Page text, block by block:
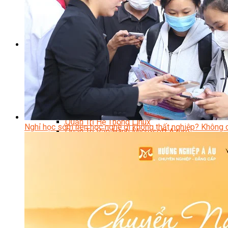
Kỹ Thuật Viên Đại Tu Hộp Số Tự Động Chuyên Sâu
Kỹ Thuật Quấn Dây Và Sửa Chữa Máy Điện
Thiết Kế Lắp Đặt Hệ Thống Điện Năng Lượng Mặt
Kỹ Thuật Viên Điện Tử Chuyên Ngành Điện – Điện
Ngành Khác
Quản Trị & Phát Triển Doanh Nghiệp
Giám Đốc Nhân Sự Chuyên Nghiệp
Quản Lý Cấp Trung Chuyên Nghiệp
Công Nghệ Thông Tin
Chuyên Viên Quản Trị Vận Hành Hệ Thống
An Ninh Mạng (Network Security)
Chuyên Viên Quản Trị Hệ Thống Và An Ninh
Quản Trị Hệ Thống Linux
Quản Trị Vận Hành Microsoft Azure
Data Visualization (Trực Quan Hóa Dữ Liệu)
Data System (Quản Trị Dữ Liệu)
Trọn Bộ Công Cụ AI Văn Phòng
Trọn Bộ Công Cụ AI Ứng Dụng Giảng Dạy
Nghỉ học sớm nên học nghề gì không thất nghiệp? Không